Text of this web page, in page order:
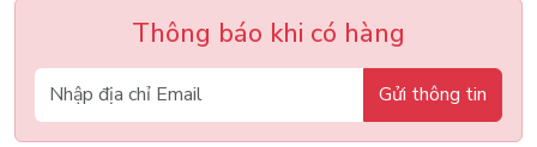
Thông báo khi có hàng
Gửi thông tin